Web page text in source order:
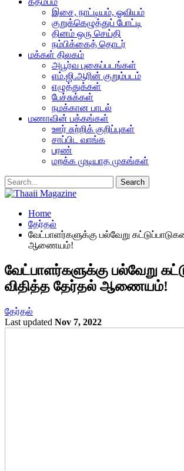
இசை, நாட்டியம், ஓவியம்
குறுக்கெழுத்துப் போட்டி
தினம் ஒரு செய்தி
நம்பிக்கைத் தொடர்
மக்கள் திலகம்
அபூர்வ புகைப்படங்கள்
எம்.ஜி.ஆரின் குறும்படம்
எழுத்துக்கள்
பேச்சுக்கள்
நமக்கான பாடல்
மணாவின் பக்கங்கள்
ஊர் சுற்றிக் குறிப்புகள்
சாப்பிட வாங்க
பரண்
மறக்க முடியாத முகங்கள்
Home
தேர்தல்
வேட்பாளர்களுக்கு பல்வேறு
ஆணையம்!
வேட்பாளர்களுக்கு பல்வேறு
விதித்த தேர்தல் ஆணையம்!
தேர்தல்
Last updated Nov 7, 2022